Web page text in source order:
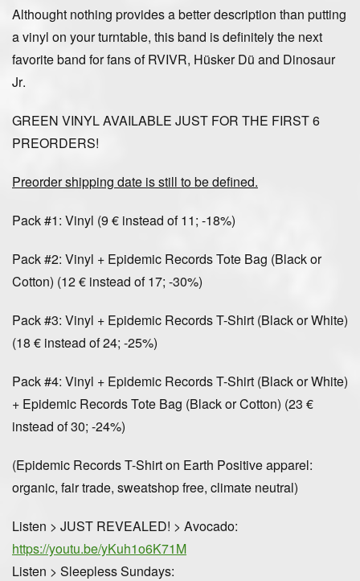
Althought nothing provides a better description than putting
a vinyl on your turntable, this band is definitely the next
favorite band for fans of RVIVR, Hüsker Dü and Dinosaur
Jr.
GREEN VINYL AVAILABLE JUST FOR THE FIRST 6
PREORDERS!
Preorder shipping date is still to be defined.
Pack #1: Vinyl (9 € instead of 11; -18%)
Pack #2: Vinyl + Epidemic Records Tote Bag (Black or
Cotton) (12 € instead of 17; -30%)
Pack #3: Vinyl + Epidemic Records T-Shirt (Black or White)
(18 € instead of 24; -25%)
Pack #4: Vinyl + Epidemic Records T-Shirt (Black or White)
+ Epidemic Records Tote Bag (Black or Cotton) (23 €
instead of 30; -24%)
(Epidemic Records T-Shirt on Earth Positive apparel:
organic, fair trade, sweatshop free, climate neutral)
Listen > JUST REVEALED! > Avocado:
https://youtu.be/yKuh1o6K71M
Listen > Sleepless Sundays: